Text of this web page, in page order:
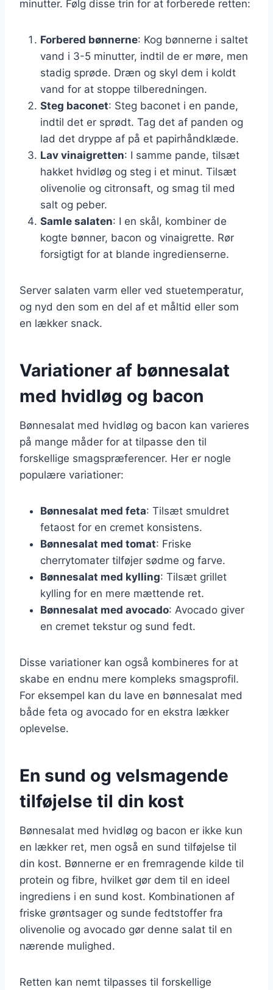
minutter. Følg disse trin for at forberede retten:
Forbered bønnerne: Kog bønnerne i saltet
vand i 3-5 minutter, indtil de er møre, men
stadig sprøde. Dræn og skyl dem i koldt
vand for at stoppe tilberedningen.
Steg baconet: Steg baconet i en pande,
indtil det er sprødt. Tag det af panden og
lad det dryppe af på et papirhåndklæde.
Lav vinaigretten: I samme pande, tilsæt
hakket hvidløg og steg i et minut. Tilsæt
olivenolie og citronsaft, og smag til med
salt og peber.
Samle salaten: I en skål, kombiner de
kogte bønner, bacon og vinaigrette. Rør
forsigtigt for at blande ingredienserne.
Server salaten varm eller ved stuetemperatur,
og nyd den som en del af et måltid eller som
en lækker snack.
Variationer af bønnesalat
med hvidløg og bacon
Bønnesalat med hvidløg og bacon kan varieres
på mange måder for at tilpasse den til
forskellige smagspræferencer. Her er nogle
populære variationer:
Bønnesalat med feta: Tilsæt smuldret
fetaost for en cremet konsistens.
Bønnesalat med tomat: Friske
cherrytomater tilføjer sødme og farve.
Bønnesalat med kylling: Tilsæt grillet
kylling for en mere mættende ret.
Bønnesalat med avocado: Avocado giver
en cremet tekstur og sund fedt.
Disse variationer kan også kombineres for at
skabe en endnu mere kompleks smagsprofil.
For eksempel kan du lave en bønnesalat med
både feta og avocado for en ekstra lækker
oplevelse.
En sund og velsmagende
tilføjelse til din kost
Bønnesalat med hvidløg og bacon er ikke kun
en lækker ret, men også en sund tilføjelse til
din kost. Bønnerne er en fremragende kilde til
protein og fibre, hvilket gør dem til en ideel
ingrediens i en sund kost. Kombinationen af
friske grøntsager og sunde fedtstoffer fra
olivenolie og avocado gør denne salat til en
nærende mulighed.
Retten kan nemt tilpasses til forskellige